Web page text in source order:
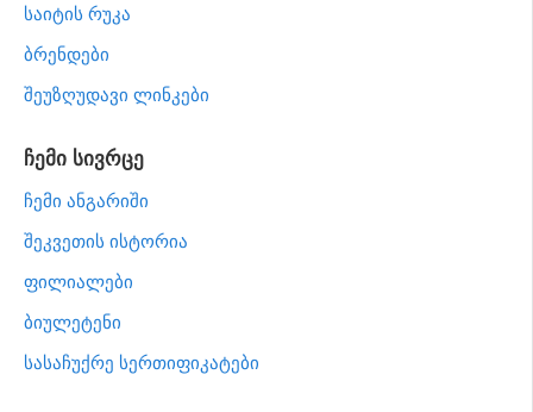
საიტის რუკა
ბრენდები
შეუზღუდავი ლინკები
ჩემი სივრცე
ჩემი ანგარიში
შეკვეთის ისტორია
ფილიალები
ბიულეტენი
სასაჩუქრე სერთიფიკატები